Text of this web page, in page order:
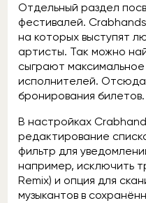
Отдельный раздел
фестивалей.
на которых выступят
артисты. Так можно
сыграют максимальное
исполнителей.
бронирования билетов.
В настройках
редактирование
фильтр для
например, исключить
Remix) и опция для
музыкантов в